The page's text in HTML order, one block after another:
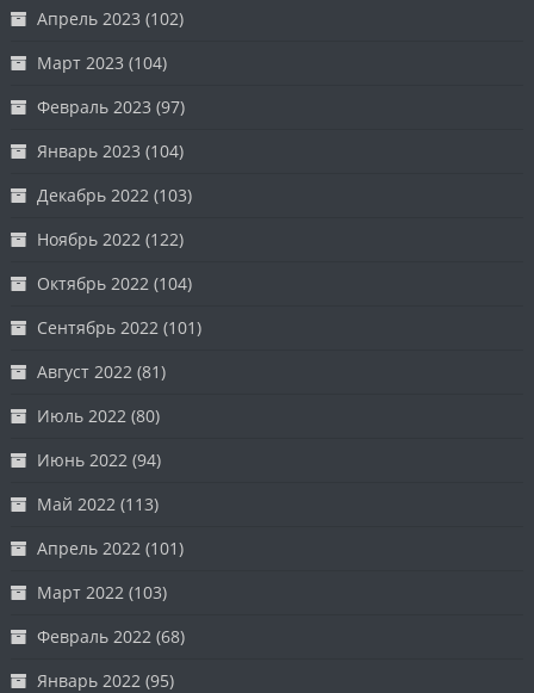
Апрель 2023 (102)
Март 2023 (104)
Февраль 2023 (97)
Январь 2023 (104)
Декабрь 2022 (103)
Ноябрь 2022 (122)
Октябрь 2022 (104)
Сентябрь 2022 (101)
Август 2022 (81)
Июль 2022 (80)
Июнь 2022 (94)
Май 2022 (113)
Апрель 2022 (101)
Март 2022 (103)
Февраль 2022 (68)
Январь 2022 (95)